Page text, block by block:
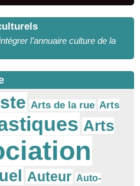
l’annuaire culture de la
Arts de la rue Arts
Arts
Auteur Auto-